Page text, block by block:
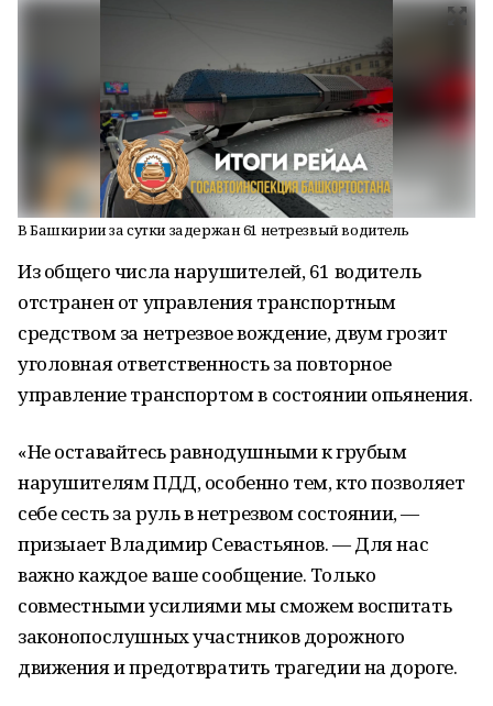
В Башкирии за сутки задержан 61 нетрезвый водитель
Из общего числа нарушителей, 61 водитель
отстранен от управления транспортным
средством за нетрезвое вождение, двум грозит
уголовная ответственность за повторное
управление транспортом в состоянии опьянения.
«Не оставайтесь равнодушными к грубым
нарушителям ПДД, особенно тем, кто позволяет
себе сесть за руль в нетрезвом состоянии, —
призыает Владимир Севастьянов. — Для нас
важно каждое ваше сообщение. Только
совместными усилиями мы сможем воспитать
законопослушных участников дорожного
движения и предотвратить трагедии на дороге.